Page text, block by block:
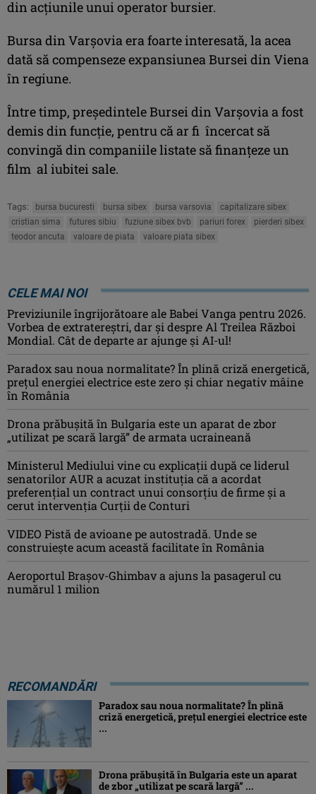
din acţiunile unui operator bursier.
Bursa din Varşovia era foarte interesată, la acea
dată să compenseze expansiunea Bursei din Viena
în regiune.
Între timp, preşedintele Bursei din Varşovia a fost
demis din funcţie, pentru că ar fi încercat să
convingă din companiile listate să finanţeze un
film al iubitei sale.
Tags: bursa bucuresti bursa sibex bursa varsovia
capitalizare sibex
cristian sima
futures sibiu fuziune sibex bvb pariuri forex
pierderi sibex
teodor ancuta
valoare de piata valoare piata sibex
CELE MAI NOI
Previziunile îngrijorătoare ale Babei Vanga pentru 2026.
Vorbea de extratereștri, dar și despre Al Treilea Război
Mondial. Cât de departe ar ajunge și AI-ul!
Paradox sau noua normalitate? În plină criză energetică,
prețul energiei electrice este zero și chiar negativ mâine
în România
Drona prăbuşită în Bulgaria este un aparat de zbor
„utilizat pe scară largă” de armata ucraineană
Ministerul Mediului vine cu explicații după ce liderul
senatorilor AUR a acuzat instituția că a acordat
preferențial un contract unui consorțiu de firme și a
cerut intervenția Curții de Conturi
VIDEO Pistă de avioane pe autostradă. Unde se
construiește acum această facilitate în România
Aeroportul Brașov-Ghimbav a ajuns la pasagerul cu
numărul 1 milion
RECOMANDĂRI
Paradox sau noua normalitate? În plină
criză energetică, prețul energiei electrice este
...
Drona prăbuşită în Bulgaria este un aparat
de zbor „utilizat pe scară largă” ...